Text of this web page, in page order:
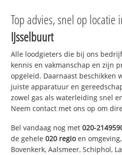
Top advies, snel op
IJsselbuurt
Alle loodgieters die bij ons
kennis en vakmanschap en zijn
opgeleid. Daarnaast beschikken
juiste apparatuur en
zowel gas als waterleiding snel
Neem contact met ons op om
Bel vandaag nog met020-
de gehele020 regioen
Bovenkerk, Aalsmeer, Schiphol,